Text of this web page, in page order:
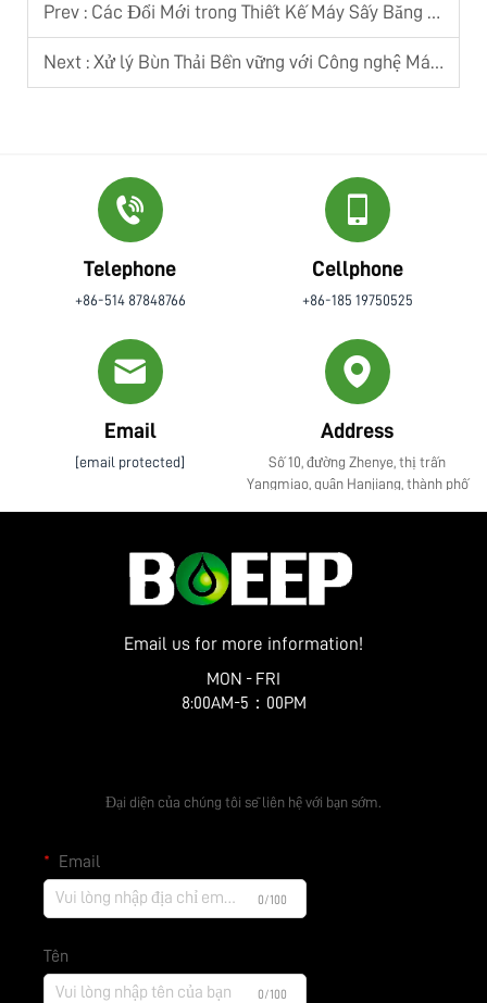
Prev : Các Đổi Mới trong Thiết Kế Máy Sấy Băng Tải: Cách Các Tính Năng Mới Đang Cải Thiện Hiệu Suất
Next : Xử lý Bùn Thải Bền vững với Công nghệ Máy Ép Lọc Băng Tải
Telephone
+86-514 87848766
Cellphone
+86-185 19750525
Email
[email protected]
Address
Số 10, đường Zhenye, thị trấn
Yangmiao, quận Hanjiang, thành phố
Email us for more information!
MON - FRI
8:00AM-5：00PM
Đại diện của chúng tôi sẽ liên hệ với bạn sớm.
Email
0/100
Tên
0/100